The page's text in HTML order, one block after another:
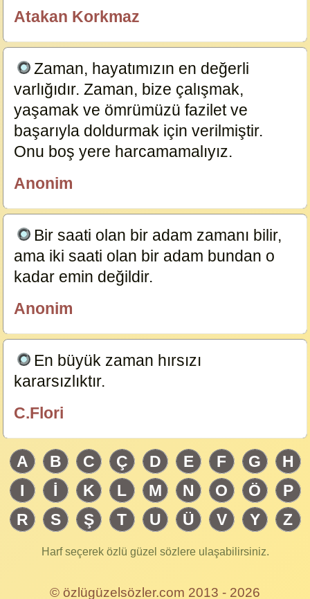
Atakan Korkmaz
Zaman, hayatımızın en değerli
varlığıdır. Zaman, bize çalışmak,
yaşamak ve ömrümüzü fazilet ve
başarıyla doldurmak için verilmiştir.
Onu boş yere harcamamalıyız.
Anonim
Bir saati olan bir adam zamanı bilir,
ama iki saati olan bir adam bundan o
kadar emin değildir.
Anonim
En büyük zaman hırsızı
kararsızlıktır.
C.Flori
A B C Ç D E F G
H
I
İ K L M N O Ö
P
R
S Ş T U Ü V Y Z
Harf seçerek özlü güzel sözlere ulaşabilirsiniz.
© özlügüzelsözler.com 2013 - 2026